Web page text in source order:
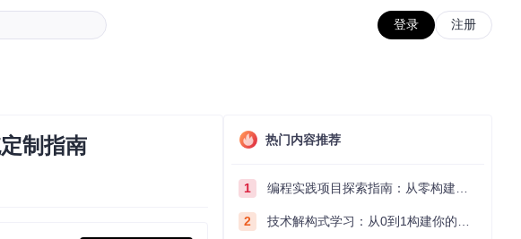
登录 注册
制指南 热门内容推荐
1 编程实践项目探索指南：从零构建技术能力体系
2 技术解构式学习：从0到1构建你的编程知识体系